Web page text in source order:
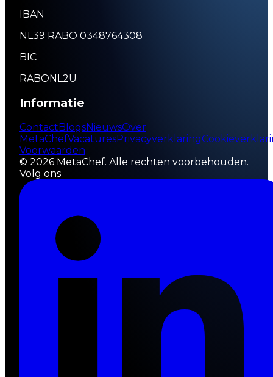
IBAN
NL39 RABO 0348764308
BIC
RABONL2U
Informatie
ContactBlogsNieuwsOver
MetaChefVacaturesPrivacyverklaring
Voorwaarden
© 2026 MetaChef. Alle rechten voorbehouden.
Volg ons